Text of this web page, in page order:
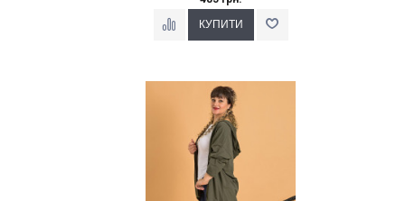
Наклейки Варіант з %